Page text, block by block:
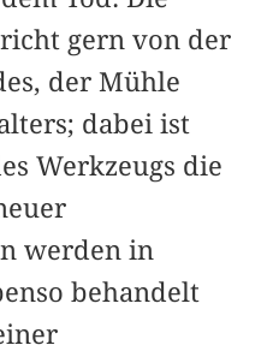
gern von der
der Mühle
dabei ist
Werkzeugs die
werden in
behandelt